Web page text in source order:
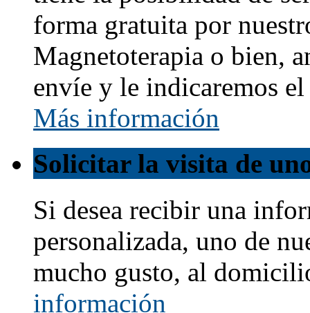
forma gratuita por
Magnetoterapia o bien,
envíe y le indicaremos
Más información
Solicitar la visita de
Si desea recibir una
personalizada, uno de
mucho gusto, al
información